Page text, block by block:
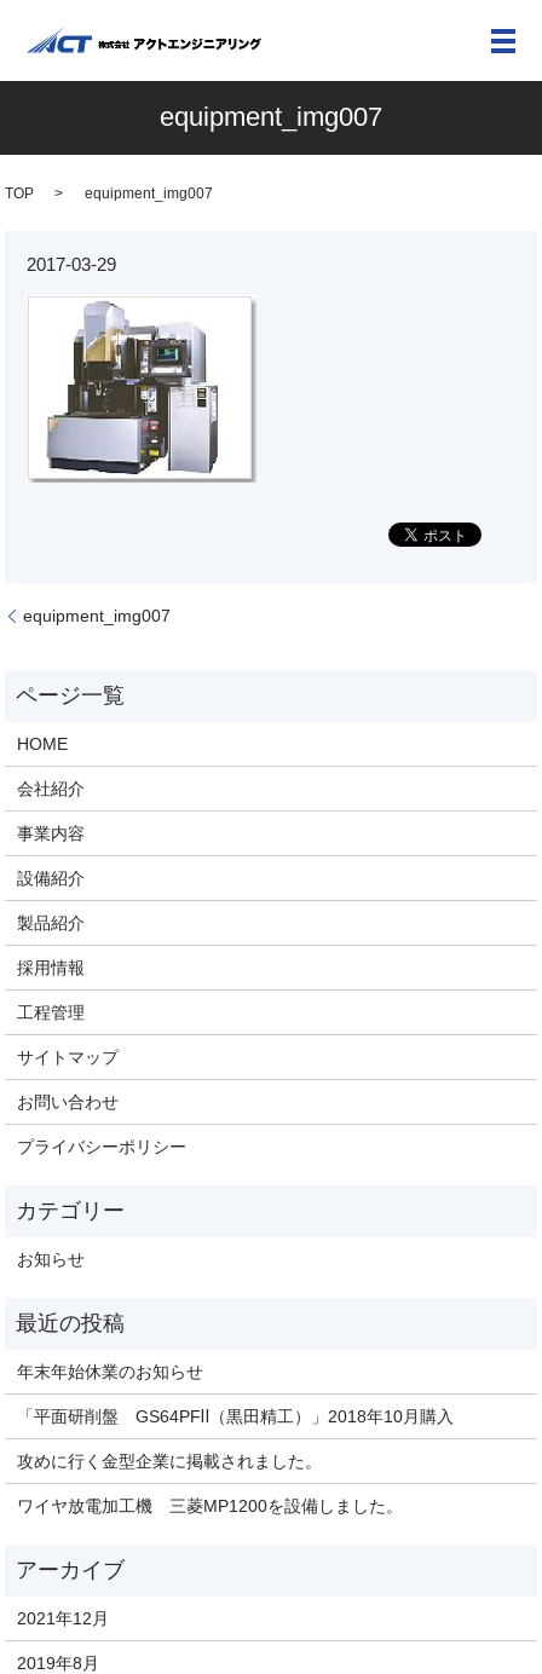
メ
equipment_img007
TOP equipment_img007
2017-03-29
equipment_img007
HOME
会社紹介
事業内容
設備紹介
製品紹介
採用情報
工程管理
サイトマップ
お問い合わせ
プライバシーポリシー
お知らせ
年末年始休業のお知らせ
「平面研削盤 GS64PFⅡ（黒田精工）」2018年10月購入
攻めに行く金型企業に掲載されました。
ワイヤ放電加工機 三菱MP1200を設備しました。
2021年12月
2019年8月